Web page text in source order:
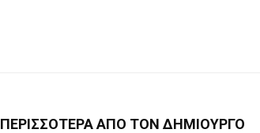
ΠΕΡΙΣΣΟΤΕΡΑ ΑΠΟ ΤΟΝ ΔΗΜΙΟΥΡΓΟ